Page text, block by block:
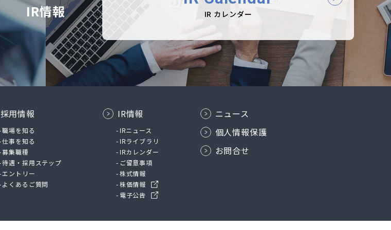
IR情報 IR カレンダー
採用情報
職場を知る
仕事を知る
募集職種
待遇・採用ステップ
エントリー
よくあるご質問
IR情報
IRニュース
IRライブラリ
IRカレンダー
ご留意事項
株式情報
株価情報
電子公告
ニュース
個人情報保護
お問合せ